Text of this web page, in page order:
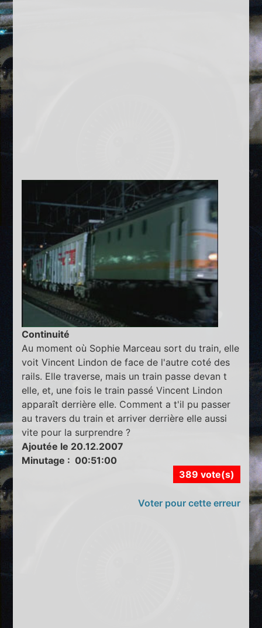
Continuité
Au moment où Sophie Marceau sort du train, elle
voit Vincent Lindon de face de l'autre coté des
rails. Elle traverse, mais un train passe devan t
elle, et, une fois le train passé Vincent Lindon
apparaît derrière elle. Comment a t'il pu passer
au travers du train et arriver derrière elle aussi
vite pour la surprendre ?
Ajoutée le 20.12.2007
Minutage : 00:51:00
389 vote(s)
Voter pour cette erreur